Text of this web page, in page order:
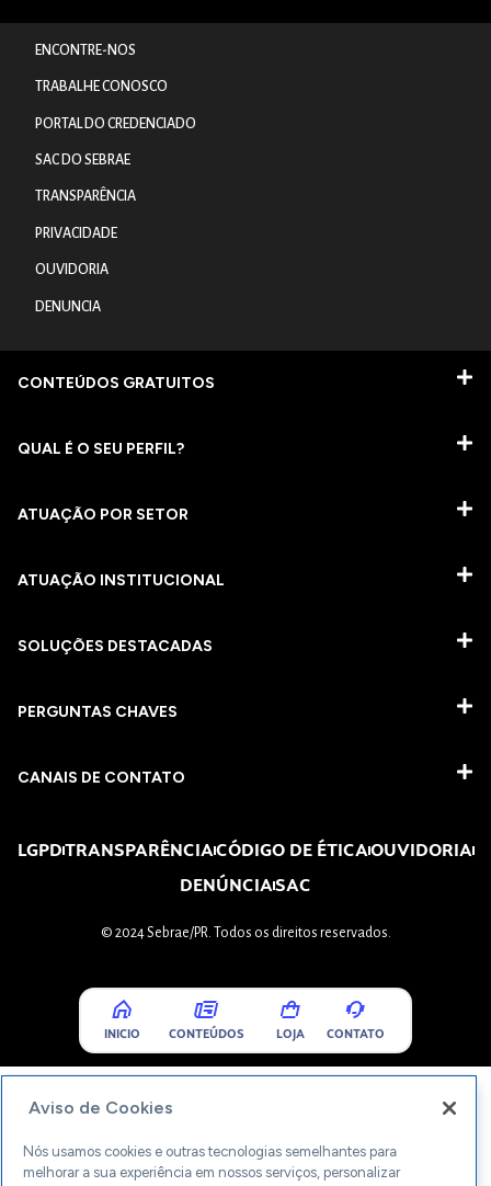
ENCONTRE-NOS
TRABALHE CONOSCO
PORTAL DO CREDENCIADO
SAC DO SEBRAE
TRANSPARÊNCIA
PRIVACIDADE
OUVIDORIA
DENUNCIA
CONTEÚDOS GRATUITOS
QUAL É O SEU PERFIL?
ATUAÇÃO POR SETOR
ATUAÇÃO INSTITUCIONAL
SOLUÇÕES DESTACADAS
PERGUNTAS CHAVES​
CANAIS DE CONTATO
LGPDTRANSPARÊNCIACÓDIGO DE ÉTICAOUVIDORIA
DENÚNCIASAC
© 2024 Sebrae/PR. Todos os direitos reservados.
INICIO CONTEÚDOS LOJA CONTATO
Aviso de Cookies
Nós usamos cookies e outras tecnologias semelhantes para
melhorar a sua experiência em nossos serviços, personalizar